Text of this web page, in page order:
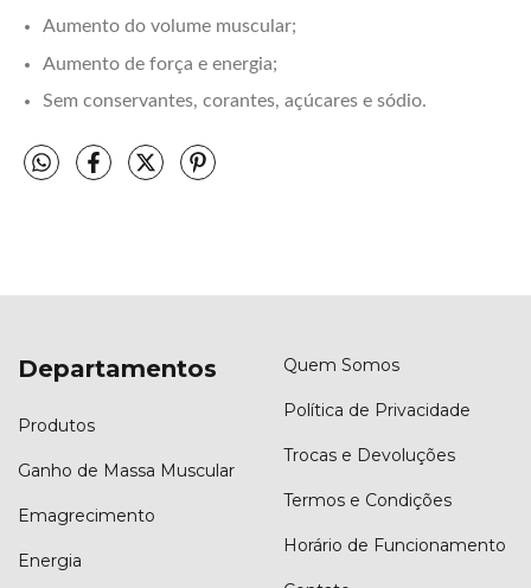
Aumento do volume muscular;
Aumento de força e energia;
Sem conservantes, corantes, açúcares e sódio.
Departamentos
Produtos
Ganho de Massa Muscular
Emagrecimento
Energia
Quem Somos
Política de Privacidade
Trocas e Devoluções
Termos e Condições
Horário de Funcionamento